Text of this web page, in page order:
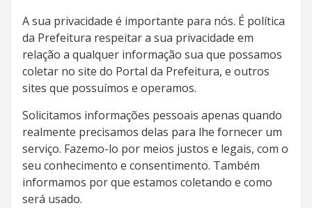
A sua privacidade é importante para nós. É política
da Prefeitura respeitar a sua privacidade em
relação a qualquer informação sua que possamos
coletar no site do Portal da Prefeitura, e outros
sites que possuímos e operamos.
Solicitamos informações pessoais apenas quando
realmente precisamos delas para lhe fornecer um
serviço. Fazemo-lo por meios justos e legais, com o
seu conhecimento e consentimento. Também
informamos por que estamos coletando e como
será usado.